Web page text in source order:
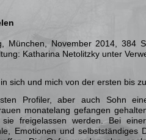
München, November 2014, 384
Katharina Netolitzky unter
sich und mich von der ersten bis
Profiler, aber auch Sohn
monatelang gefangen
sie freigelassen werden. Bei
Emotionen und